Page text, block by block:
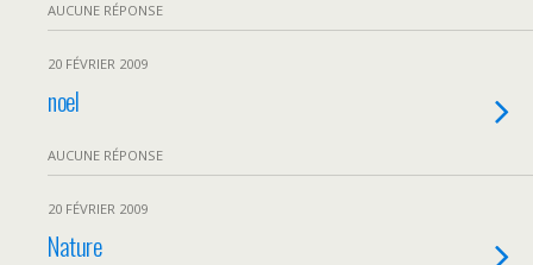
AUCUNE RÉPONSE
20 FÉVRIER 2009
noel
AUCUNE RÉPONSE
20 FÉVRIER 2009
Nature